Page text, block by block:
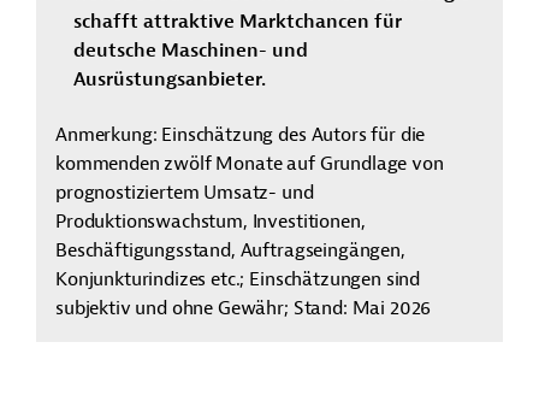
schafft attraktive Marktchancen für
deutsche Maschinen- und
Ausrüstungsanbieter.
Anmerkung: Einschätzung des Autors für die
kommenden zwölf Monate auf Grundlage von
prognostiziertem Umsatz- und
Produktionswachstum, Investitionen,
Beschäftigungsstand, Auftragseingängen,
Konjunkturindizes etc.; Einschätzungen sind
subjektiv und ohne Gewähr; Stand: Mai 2026